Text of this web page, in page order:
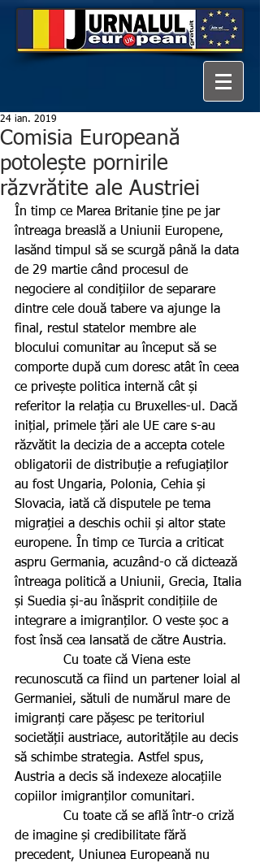
Comisia Europeană
potolește pornirile
răzvrătite ale Austriei
24 ian. 2019
În timp ce Marea Britanie ține pe jar
întreaga breaslă a Uniunii Europene,
lasănd timpul să se scurgă până la data
de 29 martie când procesul de
negociere al condițiilor de separare
dintre cele două tabere va ajunge la
final, restul statelor membre ale
blocului comunitar au început să se
comporte după cum doresc atât în ceea
ce privește politica internă cât și
referitor la relația cu Bruxelles-ul. Dacă
inițial, primele țări ale UE care s-au
răzvătit la decizia de a accepta cotele
obligatorii de distribuție a refugiaților
au fost Ungaria, Polonia, Cehia și
Slovacia, iată că disputele pe tema
migrației a deschis ochii și altor state
europene. În timp ce Turcia a criticat
aspru Germania, acuzând-o că dictează
întreaga politică a Uniunii, Grecia, Italia
și Suedia și-au înăsprit condițiile de
integrare a imigranților. O veste șoc a
fost însă cea lansată de către Austria.
recunoscută ca fiind un partener loial al
Germaniei, sătuli de numărul mare de
imigranți care pășesc pe teritoriul
societății austriace, autoritățile au decis
să schimbe strategia. Astfel spus,
Austria a decis să indexeze alocațiile
copiilor imigranților comunitari.
de imagine și credibilitate fără
precedent, Uniunea Europeană nu